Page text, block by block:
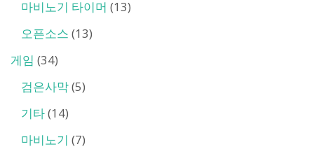
마비노기 타이머 (13)
오픈소스 (13)
게임 (34)
검은사막(5)
기타(14)
마비노기 (7)